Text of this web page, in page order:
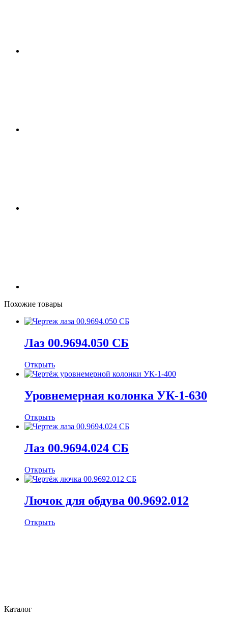
Похожие товары
Лаз 00.9694.050 СБ
Открыть
Уровнемерная колонка УК-1-630
Открыть
Лаз 00.9694.024 СБ
Открыть
Лючок для обдува 00.9692.012
Открыть
Каталог